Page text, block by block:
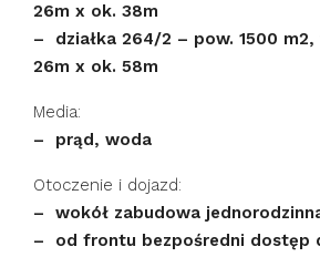
26m x ok. 38m
– działka 264/2 – pow. 1500 m2,
26m x ok. 58m
Media:
– prąd, woda
Otoczenie i dojazd:
– wokół zabudowa
– od frontu bezpośredni dostęp